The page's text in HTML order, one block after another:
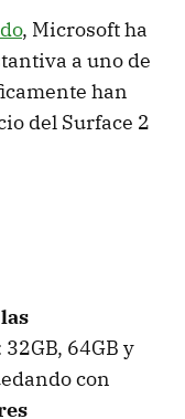
, Microsoft ha
a uno de
han
del Surface 2
32GB, 64GB y
con